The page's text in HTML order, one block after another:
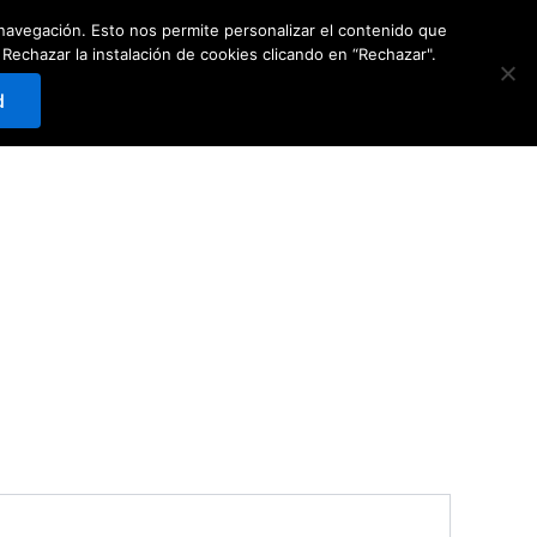
0
CarritoReservar
Esto nos permite personalizar el contenido que
la instalación de cookies clicando en “Rechazar".